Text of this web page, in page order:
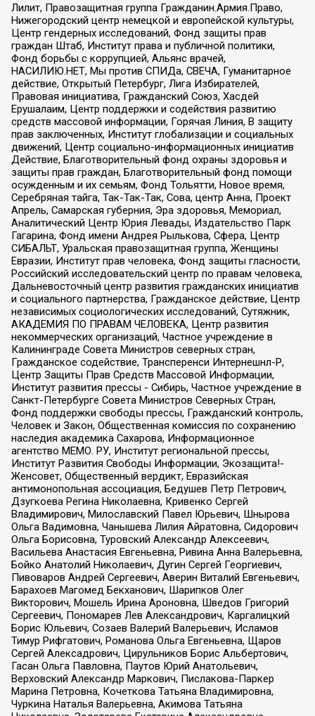
Лилит, Правозащитная группа Гражданин.Армия.Право,
Нижегородский центр немецкой и европейской культуры,
Центр гендерных исследований, Фонд защиты прав
граждан Штаб, Институт права и публичной политики,
Фонд борьбы с коррупцией, Альянс врачей,
НАСИЛИЮ.НЕТ, Мы против СПИДа, СВЕЧА, Гуманитарное
действие, Открытый Петербург, Лига Избирателей,
Правовая инициатива, Гражданский Союз, Хасдей
Ерушалаим, Центр поддержки и содействия развитию
средств массовой информации, Горячая Линия, В защиту
прав заключенных, Институт глобализации и социальных
движений, Центр социально-информационных инициатив
Действие, Благотворительный фонд охраны здоровья и
защиты прав граждан, Благотворительный фонд помощи
осужденным и их семьям, Фонд Тольятти, Новое время,
Серебряная тайга, Так-Так-Так, Сова, центр Анна, Проект
Апрель, Самарская губерния, Эра здоровья, Мемориал,
Аналитический Центр Юрия Левады, Издательство Парк
Гагарина, Фонд имени Андрея Рылькова, Сфера, Центр
СИБАЛЬТ, Уральская правозащитная группа, Женщины
Евразии, Институт прав человека, Фонд защиты гласности,
Российский исследовательский центр по правам человека,
Дальневосточный центр развития гражданских инициатив
и социального партнерства, Гражданское действие, Центр
независимых социологических исследований, Сутяжник,
АКАДЕМИЯ ПО ПРАВАМ ЧЕЛОВЕКА, Центр развития
некоммерческих организаций, Частное учреждение в
Калининграде Совета Министров северных стран,
Гражданское содействие, Трансперенси Интернешнл-Р,
Центр Защиты Прав Средств Массовой Информации,
Институт развития прессы - Сибирь, Частное учреждение в
Санкт-Петербурге Совета Министров Северных Стран,
Фонд поддержки свободы прессы, Гражданский контроль,
Человек и Закон, Общественная комиссия по сохранению
наследия академика Сахарова, Информационное
агентство МЕМО. РУ, Институт региональной прессы,
Институт Развития Свободы Информации, Экозащита!-
Женсовет, Общественный вердикт, Евразийская
антимонопольная ассоциация, Бедушев Петр Петрович,
Дзугкоева Регина Николаевна, Кривенко Сергей
Владимирович, Милославский Павел Юрьевич, Шнырова
Ольга Вадимовна, Чанышева Лилия Айратовна, Сидорович
Ольга Борисовна, Туровский Александр Алексеевич,
Васильева Анастасия Евгеньевна, Ривина Анна Валерьевна,
Бойко Анатолий Николаевич, Дугин Сергей Георгиевич,
Пивоваров Андрей Сергеевич, Аверин Виталий Евгеньевич,
Барахоев Магомед Бекханович, Шарипков Олег
Викторович, Мошель Ирина Ароновна, Шведов Григорий
Сергеевич, Пономарев Лев Александрович, Каргалицкий
Борис Юльевич, Созаев Валерий Валерьевич, Исламов
Тимур Рифгатович, Романова Ольга Евгеньевна, Щаров
Сергей Алексадрович, Цирульников Борис Альбертович,
Гасан Ольга Павловна, Паутов Юрий Анатольевич,
Верховский Александр Маркович, Пислакова-Паркер
Марина Петровна, Кочеткова Татьяна Владимировна,
Чуркина Наталья Валерьевна, Акимова Татьяна